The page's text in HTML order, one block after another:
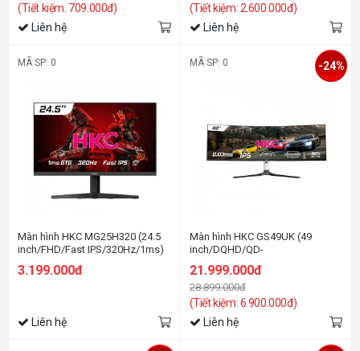
(Tiết kiệm: 709.000đ)
Liên hệ
(Tiết kiệm: 2.600.000đ)
Liên hệ
MÃ SP: 0
Màn hình HKC MG25H320 (24.5
inch/FHD/Fast IPS/320Hz/1ms)
3.199.000đ
Liên hệ
MÃ SP: 0
Màn hình HKC GS49UK (49
inch/DQHD/QD-
OLED/240Hz/0.03ms/cong)
21.999.000đ
28.899.000đ
(Tiết kiệm: 6.900.000đ)
-24%
Liên hệ